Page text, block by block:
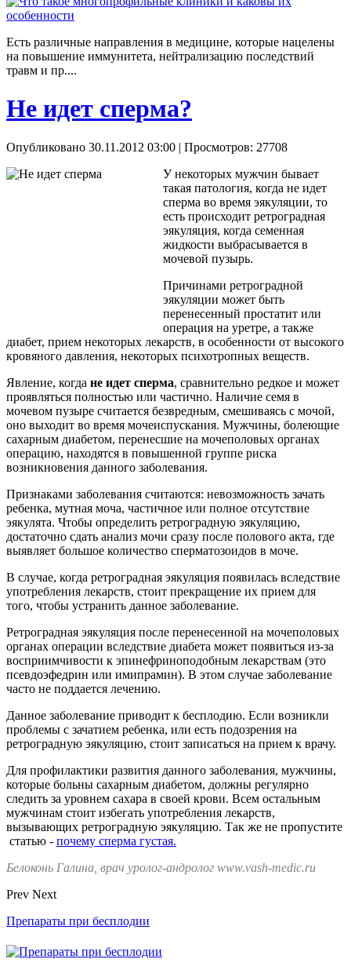
Есть различные направления в медицине, которые нацелены
на повышение иммунитета, нейтрализацию последствий
травм и пр....
Не идет сперма?
Опубликовано 30.11.2012 03:00 | Просмотров: 27708
У некоторых мужчин бывает
такая патология, когда не идет
сперма во время эякуляции, то
есть происходит ретроградная
эякуляция, когда семенная
жидкости выбрасывается в
мочевой пузырь.
Причинами ретроградной
эякуляции может быть
перенесенный простатит или
операция на уретре, а также
диабет, прием некоторых лекарств, в особенности от высокого
кровяного давления, некоторых психотропных веществ.
Явление, когда не идет сперма, сравнительно редкое и может
проявляться полностью или частично. Наличие семя в
мочевом пузыре считается безвредным, смешиваясь с мочой,
оно выходит во время мочеиспускания. Мужчины, болеющие
сахарным диабетом, перенесшие на мочеполовых органах
операцию, находятся в повышенной группе риска
возникновения данного заболевания.
Признаками заболевания считаются: невозможность зачать
ребенка, мутная моча, частичное или полное отсутствие
эякулята. Чтобы определить ретроградную эякуляцию,
достаточно сдать анализ мочи сразу после полового акта, где
выявляет большое количество сперматозоидов в моче.
В случае, когда ретроградная эякуляция появилась вследствие
употребления лекарств, стоит прекращение их прием для
того, чтобы устранить данное заболевание.
Ретроградная эякуляция после перенесенной на мочеполовых
органах операции вследствие диабета может появиться из-за
восприимчивости к эпинефриноподобным лекарствам (это
псевдоэфедрин или имипрамин). В этом случае заболевание
часто не поддается лечению.
Данное заболевание приводит к бесплодию. Если возникли
проблемы с зачатием ребенка, или есть подозрения на
ретроградную эякуляцию, стоит записаться на прием к врачу.
Для профилактики развития данного заболевания, мужчины,
которые больны сахарным диабетом, должны регулярно
следить за уровнем сахара в своей крови. Всем остальным
мужчинам стоит избегать употребления лекарств,
вызывающих ретроградную эякуляцию. Так же не пропустите
статью - почему сперма густая.
Белоконь Галина, врач уролог-андролог www.vash-medic.ru
Prev Next
Препараты при бесплодии